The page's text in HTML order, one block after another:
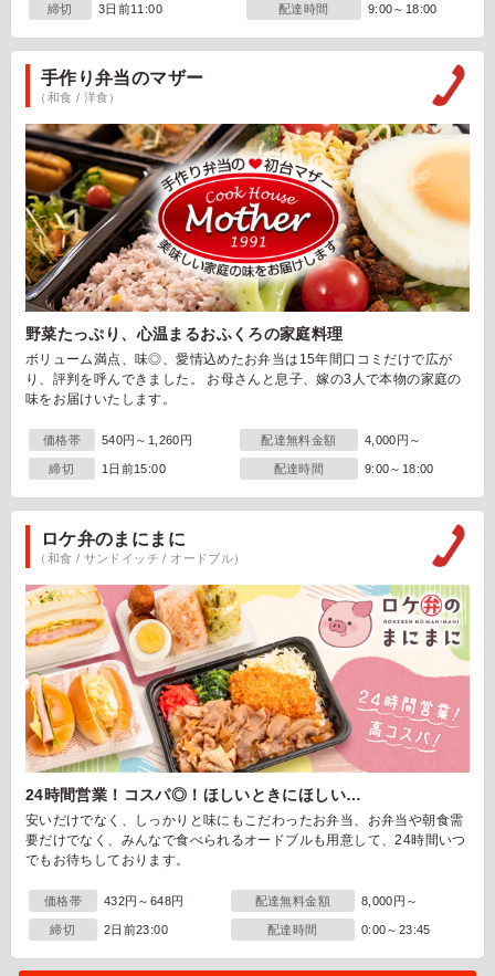
締切 3日前11:00 配達時間 9:00～18:00
手作り弁当のマザー
（和食 / 洋食）
野菜たっぷり、心温まるおふくろの家庭料理
ボリューム満点、味◎、愛情込めたお弁当は15年間口コミだけで広が
り、評判を呼んできました。 お母さんと息子、嫁の3人で本物の家庭の
味をお届けいたします。
価格帯 540円～1,260円 配達無料金額 4,000円～
締切 1日前15:00 配達時間 9:00～18:00
ロケ弁のまにまに
（和食 / サンドイッチ / オードブル）
24時間営業！コスパ◎！ほしいときにほしい…
安いだけでなく、しっかりと味にもこだわったお弁当、お弁当や朝食需
要だけでなく、みんなで食べられるオードブルも用意して、24時間いつ
でもお待ちしております。
価格帯 432円～648円 配達無料金額 8,000円～
締切 2日前23:00 配達時間 0:00～23:45